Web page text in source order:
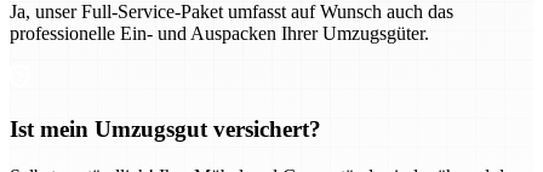
Ja, unser Full-Service-Paket umfasst auf Wunsch auch das
professionelle Ein- und Auspacken Ihrer Umzugsgüter.
Ist mein Umzugsgut versichert?